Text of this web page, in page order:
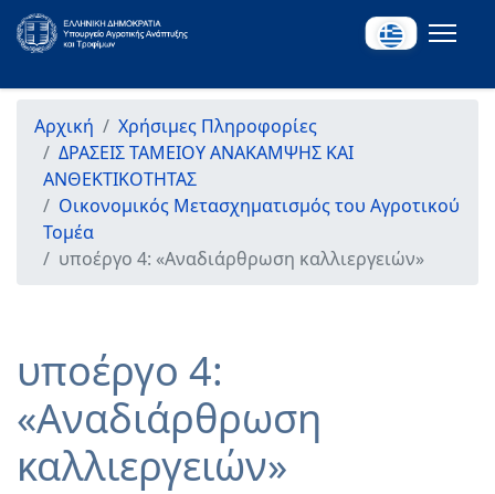
Αρχική
Χρήσιμες Πληροφορίες
ΔΡΑΣΕΙΣ ΤΑΜΕΙΟΥ ΑΝΑΚΑΜΨΗΣ ΚΑΙ
ΑΝΘΕΚΤΙΚΟΤΗΤΑΣ
Οικονομικός Μετασχηματισμός του Αγροτικού
Τομέα
υποέργο 4: «Αναδιάρθρωση καλλιεργειών»
υποέργο 4:
«Αναδιάρθρωση
καλλιεργειών»